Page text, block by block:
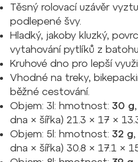
Těsný rolovací uzávěr
podlepené švy.
Hladký, jakoby kluzký,
vytahování pytlíků z
Kruhové dno pro lepší
Vhodné na treky,
běžné cestování.
Objem: 3l: hmotnost: 30 g
dna × šířka) 21.3 × 17 ×
Objem: 5l: hmotnost: 32 g
dna × šířka) 30.8 × 17.1 ×